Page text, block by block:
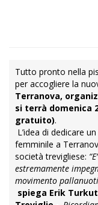
Tutto pronto nella
per accogliere la
Terranova,
si terrà domenica
gratuito).
L’idea di dedicare
femminile a
società trevigliese:
estremamente
movimento
spiega Erik